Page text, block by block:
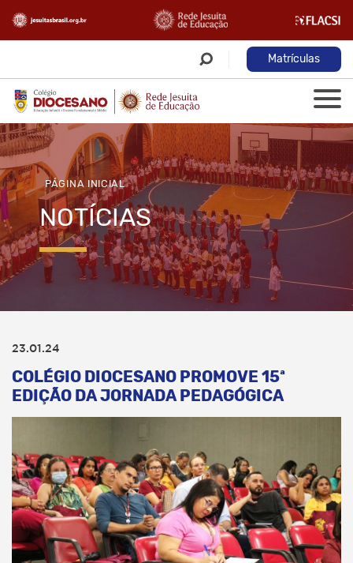
Matrículas
PÁGINA INICIAL
NOTÍCIAS
23.01.24
COLÉGIO DIOCESANO PROMOVE 15ª
EDIÇÃO DA JORNADA PEDAGÓGICA